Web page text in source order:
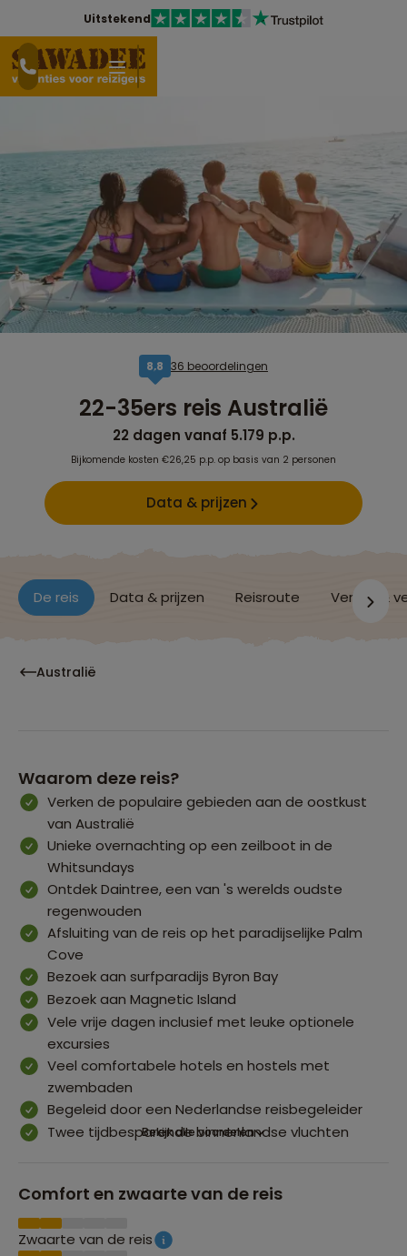
Uitstekend
8,8 36 beoordelingen
22-35ers reis Australië
22 dagen vanaf 5.179 p.p.
Bijkomende kosten €26,25 p.p. op basis van 2 personen
Data & prijzen
De reis Data & prijzen Reisroute Verblijf &
Australië
Waarom deze reis?
Verken de populaire gebieden aan de oostkust
van Australië
Unieke overnachting op een zeilboot in de
Whitsundays
Ontdek Daintree, een van 's werelds oudste
regenwouden
Afsluiting van de reis op het paradijselijke Palm
Cove
Bezoek aan surfparadijs Byron Bay
Bezoek aan Magnetic Island
Vele vrije dagen inclusief met leuke optionele
excursies
Veel comfortabele hotels en hostels met
zwembaden
Begeleid door een Nederlandse reisbegeleider
Twee tijdbesparende binnenlandse vluchten
Bekijk alle voordelen
Comfort en zwaarte van de reis
Zwaarte van de reis